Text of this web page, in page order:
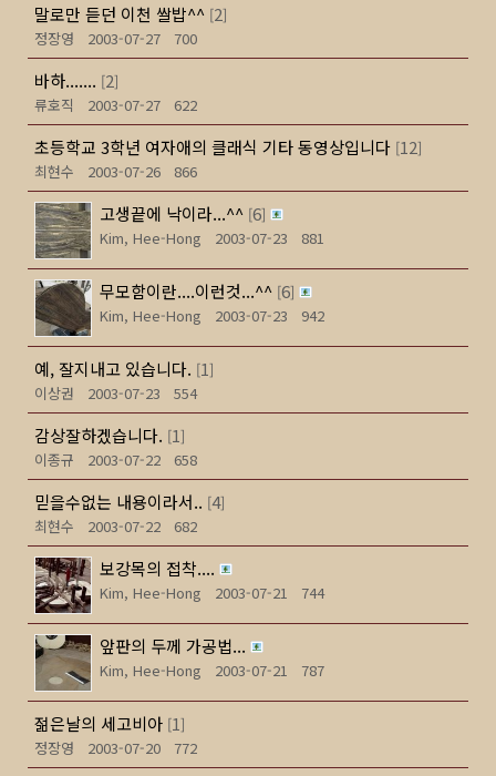
말로만 듣던 이천 쌀밥^^ [2]
정장영
2003-07-27 700
바하....... [2]
류호직
2003-07-27 622
초등학교 3학년 여자애의 클래식 기타 동영상입니다 [12]
최현수
2003-07-26 866
고생끝에 낙이라...^^ [6]
Kim, Hee-Hong
2003-07-23 881
무모함이란....이런것...^^ [6]
Kim, Hee-Hong
2003-07-23 942
예, 잘지내고 있습니다. [1]
이상권
2003-07-23 554
감상잘하겠습니다. [1]
이종규
2003-07-22 658
믿을수없는 내용이라서.. [4]
최현수
2003-07-22 682
보강목의 접착....
Kim, Hee-Hong 2003-07-21 744
앞판의 두께 가공법...
Kim, Hee-Hong 2003-07-21 787
젊은날의 세고비아 [1]
정장영
2003-07-20 772